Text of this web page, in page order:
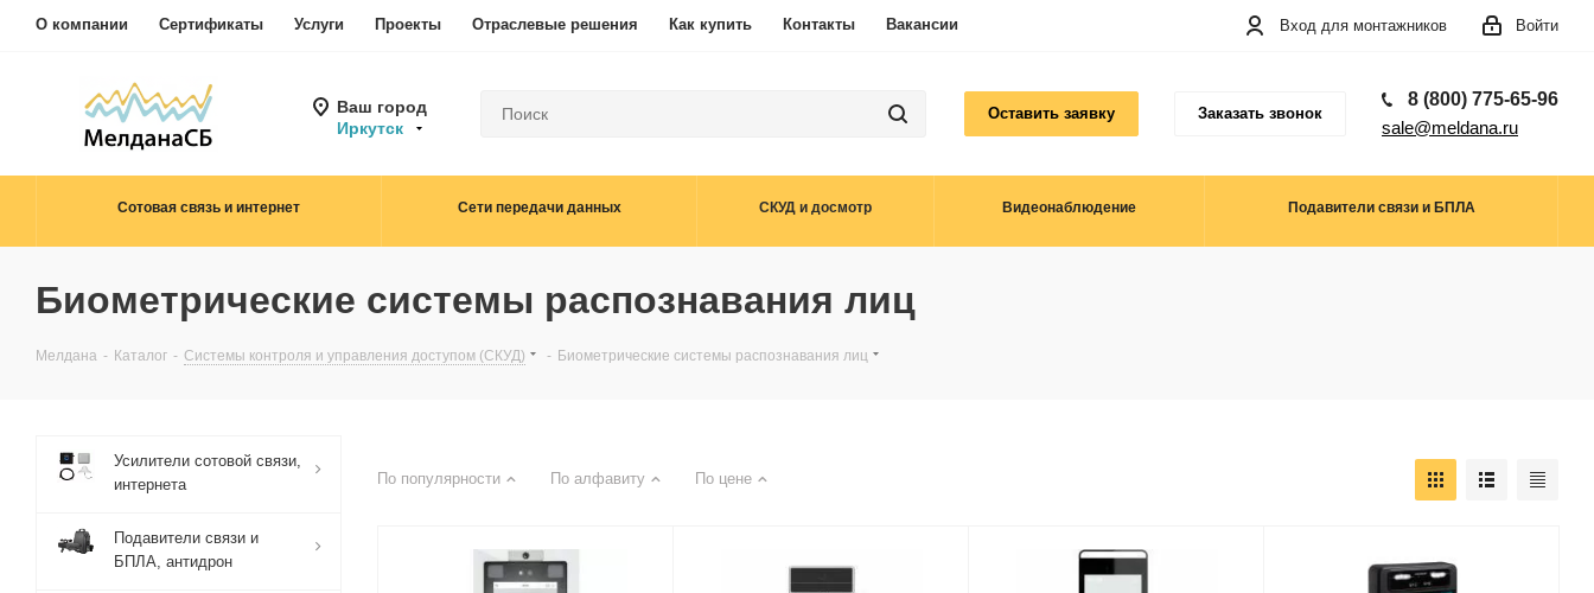
О компании Сертификаты Услуги Проекты Отраслевые решения Как купить Контакты Вакансии Войти
Вход для монтажников
Ваш город
Иркутск
Оставить заявку Заказать звонок
8 (800) 775-65-96
sale@meldana.ru
Сотовая связь и интернет Сети передачи данных СКУД и досмотр Видеонаблюдение Подавители связи и БПЛА
Биометрические системы распознавания лиц
Мелдана - Каталог - Системы контроля и управления доступом (СКУД) - Биометрические системы распознавания лиц
По популярности По алфавиту По цене
Усилители сотовой связи,
интернета
Подавители связи и
БПЛА, антидрон